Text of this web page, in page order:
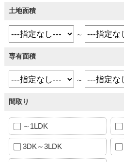
土地面積
～
専有面積
～
間取り
～1LDK
3DK～3LDK